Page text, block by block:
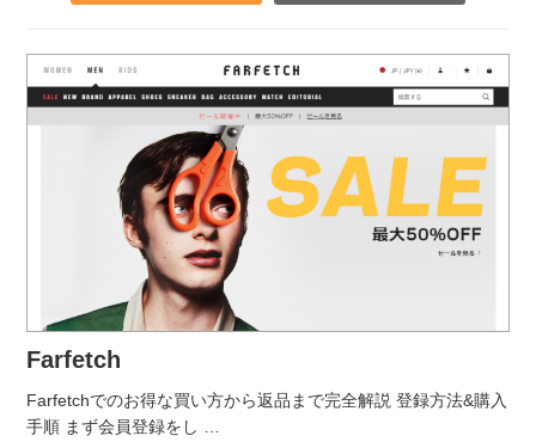
Farfetch
Farfetchでのお得な買い方から返品まで完全解説 登録方法&購入
手順 まず会員登録をし